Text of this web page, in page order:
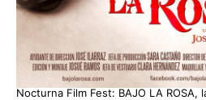
Nocturna Film Fest: BAJO LA ROSA,